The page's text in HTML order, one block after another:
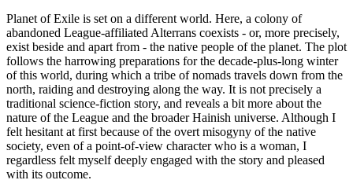
Planet of Exile is set on a different world. Here, a colony of
abandoned League-affiliated Alterrans coexists - or, more precisely,
exist beside and apart from - the native people of the planet. The plot
follows the harrowing preparations for the decade-plus-long winter
of this world, during which a tribe of nomads travels down from the
north, raiding and destroying along the way. It is not precisely a
traditional science-fiction story, and reveals a bit more about the
nature of the League and the broader Hainish universe. Although I
felt hesitant at first because of the overt misogyny of the native
society, even of a point-of-view character who is a woman, I
regardless felt myself deeply engaged with the story and pleased
with its outcome.